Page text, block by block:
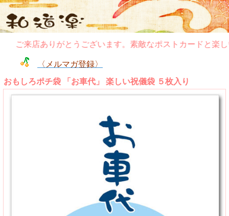
ご来店ありがとうございます。素敵なポストカードと楽し
〈メルマガ登録〉
おもしろポチ袋 「お車代」 楽しい祝儀袋 ５枚入り